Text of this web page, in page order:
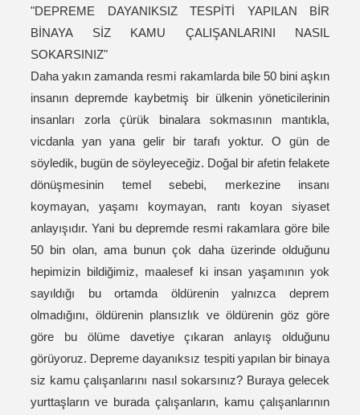
"DEPREME DAYANIKSIZ TESPİTİ YAPILAN BİR
BİNAYA SİZ KAMU ÇALIŞANLARINI NASIL
SOKARSINIZ"
Daha yakın zamanda resmi rakamlarda bile 50 bini aşkın
insanın depremde kaybetmiş bir ülkenin yöneticilerinin
insanları zorla çürük binalara sokmasının mantıkla,
vicdanla yan yana gelir bir tarafı yoktur. O gün de
söyledik, bugün de söyleyeceğiz. Doğal bir afetin felakete
dönüşmesinin temel sebebi, merkezine insanı
koymayan, yaşamı koymayan, rantı koyan siyaset
anlayışıdır. Yani bu depremde resmi rakamlara göre bile
50 bin olan, ama bunun çok daha üzerinde olduğunu
hepimizin bildiğimiz, maalesef ki insan yaşamının yok
sayıldığı bu ortamda öldürenin yalnızca deprem
olmadığını, öldürenin plansızlık ve öldürenin göz göre
göre bu ölüme davetiye çıkaran anlayış olduğunu
görüyoruz. Depreme dayanıksız tespiti yapılan bir binaya
siz kamu çalışanlarını nasıl sokarsınız? Buraya gelecek
yurttaşların ve burada çalışanların, kamu çalışanlarının